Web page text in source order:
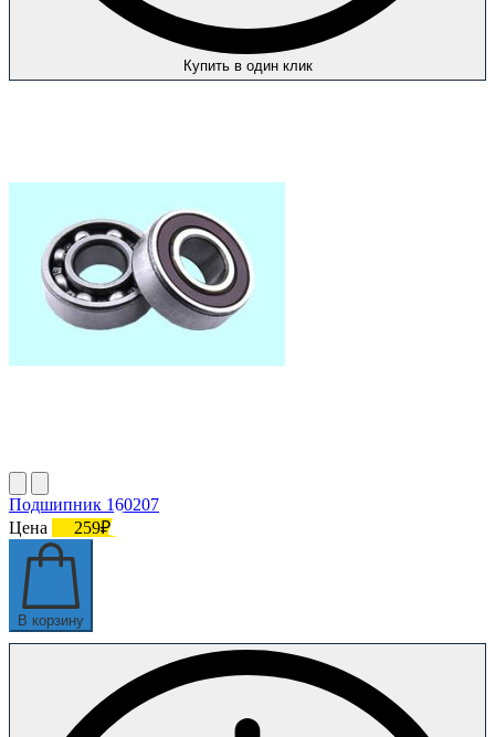
Купить в один клик
Подшипник 160207
Цена
259₽
В корзину